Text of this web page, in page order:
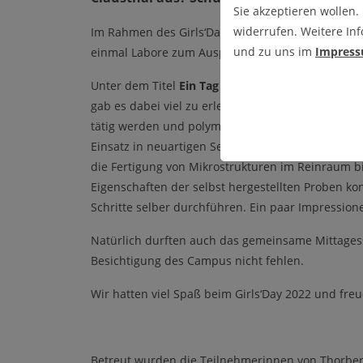
Im Rahmen des Girls‘Day/Mädchen
einmal Labore zum Ausprobieren und selbst
Unter dem Titel Ein Tag als Wissenschaftlerin
gab es dabei viel zu erleben. Unter Anleitung
tätig werden und polymere Mikrostrukturen
Einsatz in neuartigen Sensoren erforscht
die Fertigung von Mikrostrukturen im Reinraum
Eigenschaften der selbst hergestellten Proben
Schritte selber durchführen. Ein paar
Natürlich durften auch das gemeinsame
Besichtigung des Campus nicht fehlen.
Wir hatten viel Spaß beim Girls‘Day 2022 und
Sie akzeptieren
widerrufen. Weitere
und zu uns im